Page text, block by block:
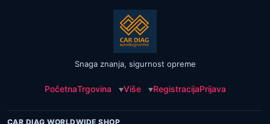
Snaga znanja, sigurnost opreme
PočetnaTrgovina Više RegistracijaPrijava
CAR DIAG WORLDWIDE SHOP